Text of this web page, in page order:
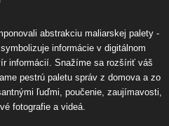
abstrakciu maliarskej palety -
informácie v digitálnom
informácií. Snažíme sa rozšíriť váš
pestrú paletu správ z domova a zo
ľuďmi, poučenie, zaujímavosti,
fotografie a videá.